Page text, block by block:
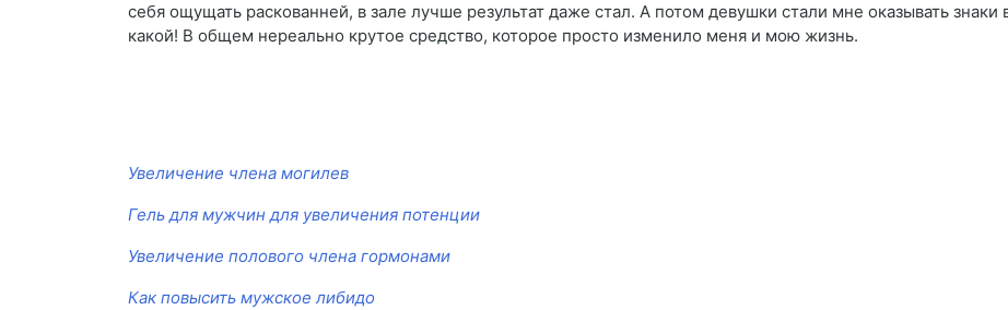
себя ощущать раскованней, в зале лучше результат даже стал. А потом девушки стали мне оказывать
какой! В общем нереально крутое средство, которое просто изменило меня и мою жизнь.
Увеличение члена могилев
Гель для мужчин для увеличения потенции
Увеличение полового члена гормонами
Как повысить мужское либидо